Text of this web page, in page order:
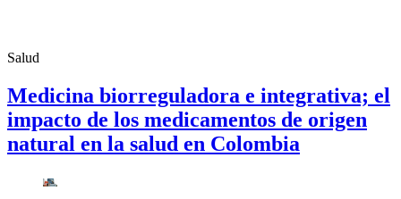
Salud
Medicina biorreguladora e integrativa; el
impacto de los medicamentos de origen
natural en la salud en Colombia